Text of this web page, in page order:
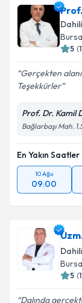
Doç. Dr.
oluşturun.
takvim
Metni
Bursa
5 (
Gerçekten
Teşekkürler
Prof. Dr. Kamil
Bağlarbaşı Mah.
En Yakın Saatler
10 Ağu
09:00
Bursa
5 (
Dalında